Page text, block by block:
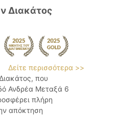
Διακάτος
Δείτε περισσότερα >>
που
Ανδρέα Μεταξά 6
πλήρη
απόκτηση